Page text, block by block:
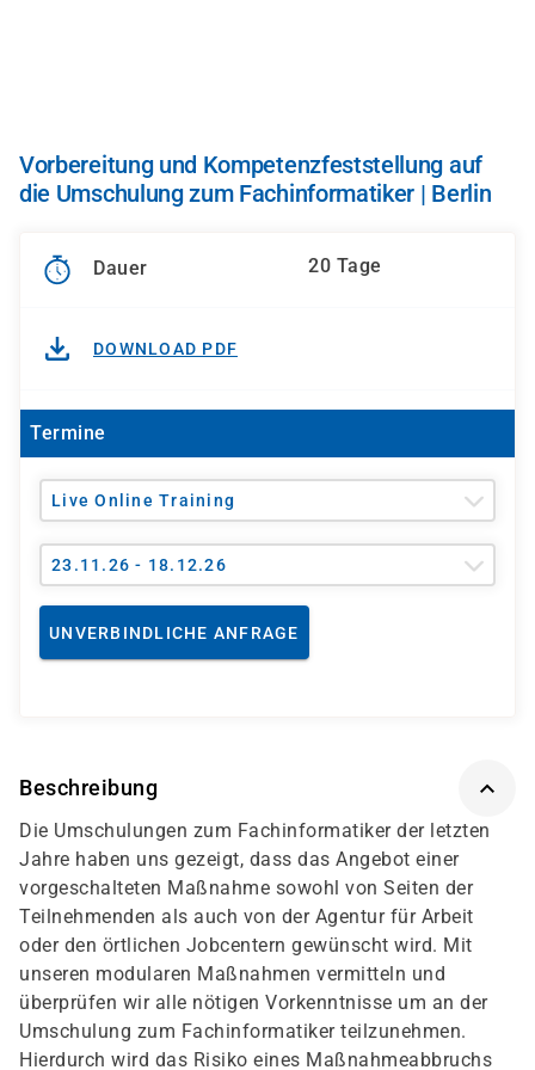
Vorbereitung und Kompetenzfeststellung auf
die Umschulung zum Fachinformatiker | Berlin
Dauer 20 Tage
DOWNLOAD PDF
Termine
Live Online Training
23.11.26 - 18.12.26
UNVERBINDLICHE ANFRAGE
Beschreibung
Die Umschulungen zum Fachinformatiker der letzten
Jahre haben uns gezeigt, dass das Angebot einer
vorgeschalteten Maßnahme sowohl von Seiten der
Teilnehmenden als auch von der Agentur für Arbeit
oder den örtlichen Jobcentern gewünscht wird. Mit
unseren modularen Maßnahmen vermitteln und
überprüfen wir alle nötigen Vorkenntnisse um an der
Umschulung zum Fachinformatiker teilzunehmen.
Hierdurch wird das Risiko eines Maßnahmeabbruchs